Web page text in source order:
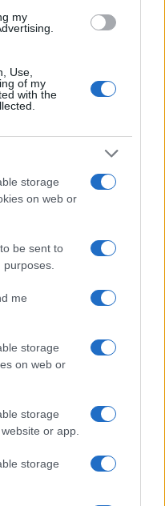
my
Use,
of my
with the
storage
on web or
be sent to
me
storage
on web or
storage
or app.
storage
egyház
bánik a